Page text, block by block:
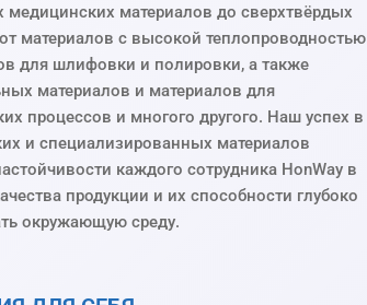
медицинских материалов до сверхтвёрдых
материалов с высокой теплопроводностью
для шлифовки и полировки, а также
материалов и материалов для
процессов и многого другого. Наш успех в
и специализированных материалов
каждого сотрудника HonWay в
продукции и их способности глубоко
окружающую среду.